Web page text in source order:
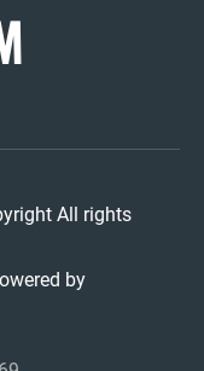
All rights
by